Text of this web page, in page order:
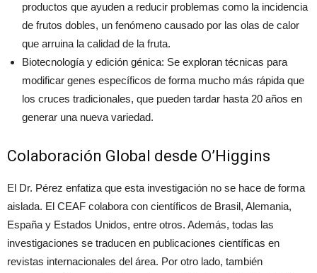
productos que ayuden a reducir problemas como la incidencia
de frutos dobles, un fenómeno causado por las olas de calor
que arruina la calidad de la fruta.
Biotecnología y edición génica: Se exploran técnicas para
modificar genes específicos de forma mucho más rápida que
los cruces tradicionales, que pueden tardar hasta 20 años en
generar una nueva variedad.
Colaboración Global desde O’Higgins
El Dr. Pérez enfatiza que esta investigación no se hace de forma
aislada. El CEAF colabora con científicos de Brasil, Alemania,
España y Estados Unidos, entre otros. Además, todas las
investigaciones se traducen en publicaciones científicas en
revistas internacionales del área. Por otro lado, también